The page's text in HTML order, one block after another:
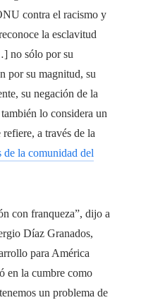
contra el racismo y
la esclavitud
no sólo por su
por su magnitud, su
su negación de la
lo considera un
a través de la
de la comunidad del
con franqueza”, dijo a
Díaz Granados,
para América
en la cumbre como
un problema de